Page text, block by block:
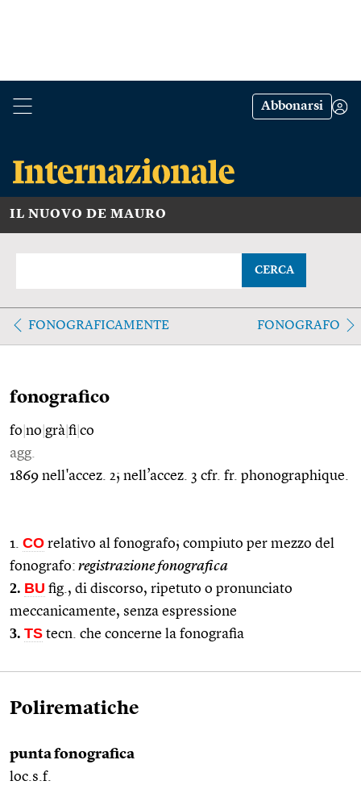
Abbonarsi
IL NUOVO DE MAURO
CERCA
FONOGRAFICAMENTE FONOGRAFO
fonografico
fo no grà fi co
agg.
1869 nell'accez. 2; nell’accez. 3 cfr. fr. phonographique.
1. CO relativo al fonografo; compiuto per mezzo del
fonografo: registrazione fonografica
2. BU fig., di discorso, ripetuto o pronunciato
meccanicamente, senza espressione
3. TS tecn. che concerne la fonografia
Polirematiche
punta fonografica
loc.s.f.